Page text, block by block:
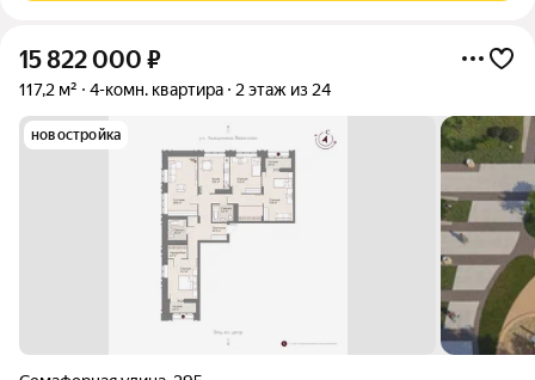
15 822 000 ₽
117,2 м² 4-комн. квартира 2 этаж из 24
новостройка